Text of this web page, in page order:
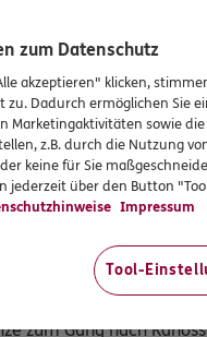
sinnvoll ?
vielen von uns oft
zum Gang nach
zum Datenschutz
akzeptieren" klicken,
zu. Dadurch ermöglichen Sie
Marketingaktivitäten sowie
z.B. durch die Nutzung
keine für Sie
jederzeit über den Button
Impressum
Tool-